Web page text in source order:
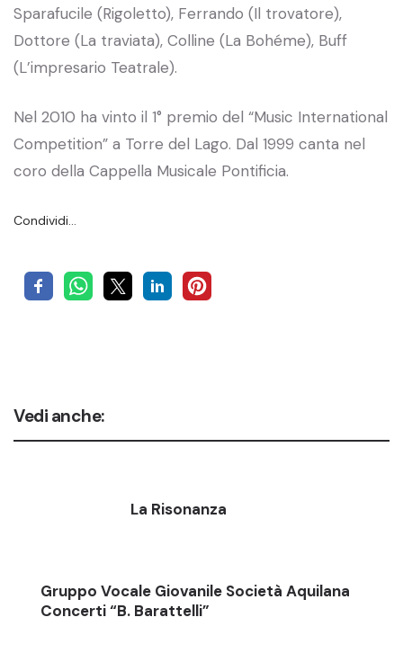
Sparafucile (Rigoletto), Ferrando (Il trovatore),
Dottore (La traviata), Colline (La Bohéme), Buff
(L’impresario Teatrale).
Nel 2010 ha vinto il 1° premio del “Music International
Competition” a Torre del Lago. Dal 1999 canta nel
coro della Cappella Musicale Pontificia.
Condividi…
Vedi anche:
La Risonanza
Gruppo Vocale Giovanile Società Aquilana
Concerti “B. Barattelli”